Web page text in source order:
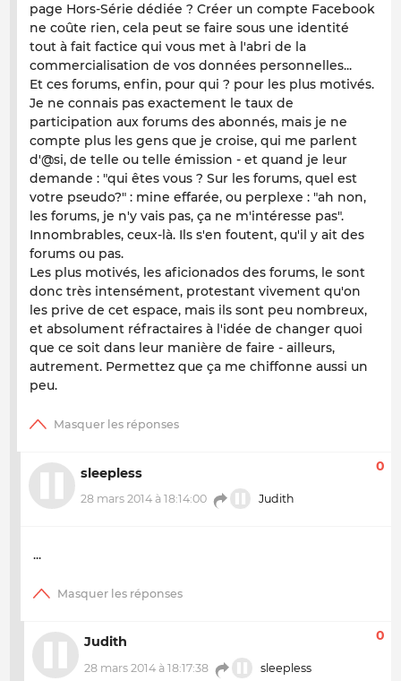
page Hors-Série dédiée ? Créer un compte Facebook
ne coûte rien, cela peut se faire sous une identité
tout à fait factice qui vous met à l'abri de la
commercialisation de vos données personnelles...
Et ces forums, enfin, pour qui ? pour les plus motivés.
Je ne connais pas exactement le taux de
participation aux forums des abonnés, mais je ne
compte plus les gens que je croise, qui me parlent
d'@si, de telle ou telle émission - et quand je leur
demande : "qui êtes vous ? Sur les forums, quel est
votre pseudo?" : mine effarée, ou perplexe : "ah non,
les forums, je n'y vais pas, ça ne m'intéresse pas".
Innombrables, ceux-là. Ils s'en foutent, qu'il y ait des
forums ou pas.
Les plus motivés, les aficionados des forums, le sont
donc très intensément, protestant vivement qu'on
les prive de cet espace, mais ils sont peu nombreux,
et absolument réfractaires à l'idée de changer quoi
que ce soit dans leur manière de faire - ailleurs,
autrement. Permettez que ça me chiffonne aussi un
peu.
sleepless
28 mars 2014 à 18:14:00 Judith
0
...
Judith
28 mars 2014 à 18:17:38 sleepless
0